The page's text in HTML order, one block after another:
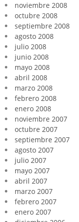
noviembre 2008
octubre 2008
septiembre 2008
agosto 2008
julio 2008
junio 2008
mayo 2008
abril 2008
marzo 2008
febrero 2008
enero 2008
noviembre 2007
octubre 2007
septiembre 2007
agosto 2007
julio 2007
mayo 2007
abril 2007
marzo 2007
febrero 2007
enero 2007